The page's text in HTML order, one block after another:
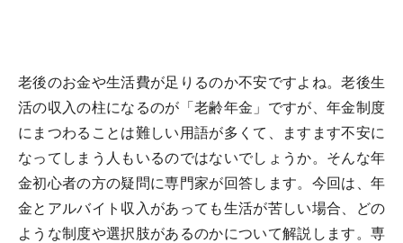
老後のお金や生活費が足りるのか不安ですよね。老後生
活の収入の柱になるのが「老齢年金」ですが、年金制度
にまつわることは難しい用語が多くて、ますます不安に
なってしまう人もいるのではないでしょうか。そんな年
金初心者の方の疑問に専門家が回答します。今回は、年
金とアルバイト収入があっても生活が苦しい場合、どの
ような制度や選択肢があるのかについて解説します。専